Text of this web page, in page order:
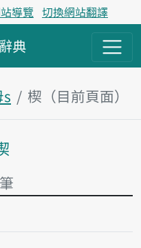
導覽 切換網站翻譯
辭典
楔（目前頁面）
容區塊